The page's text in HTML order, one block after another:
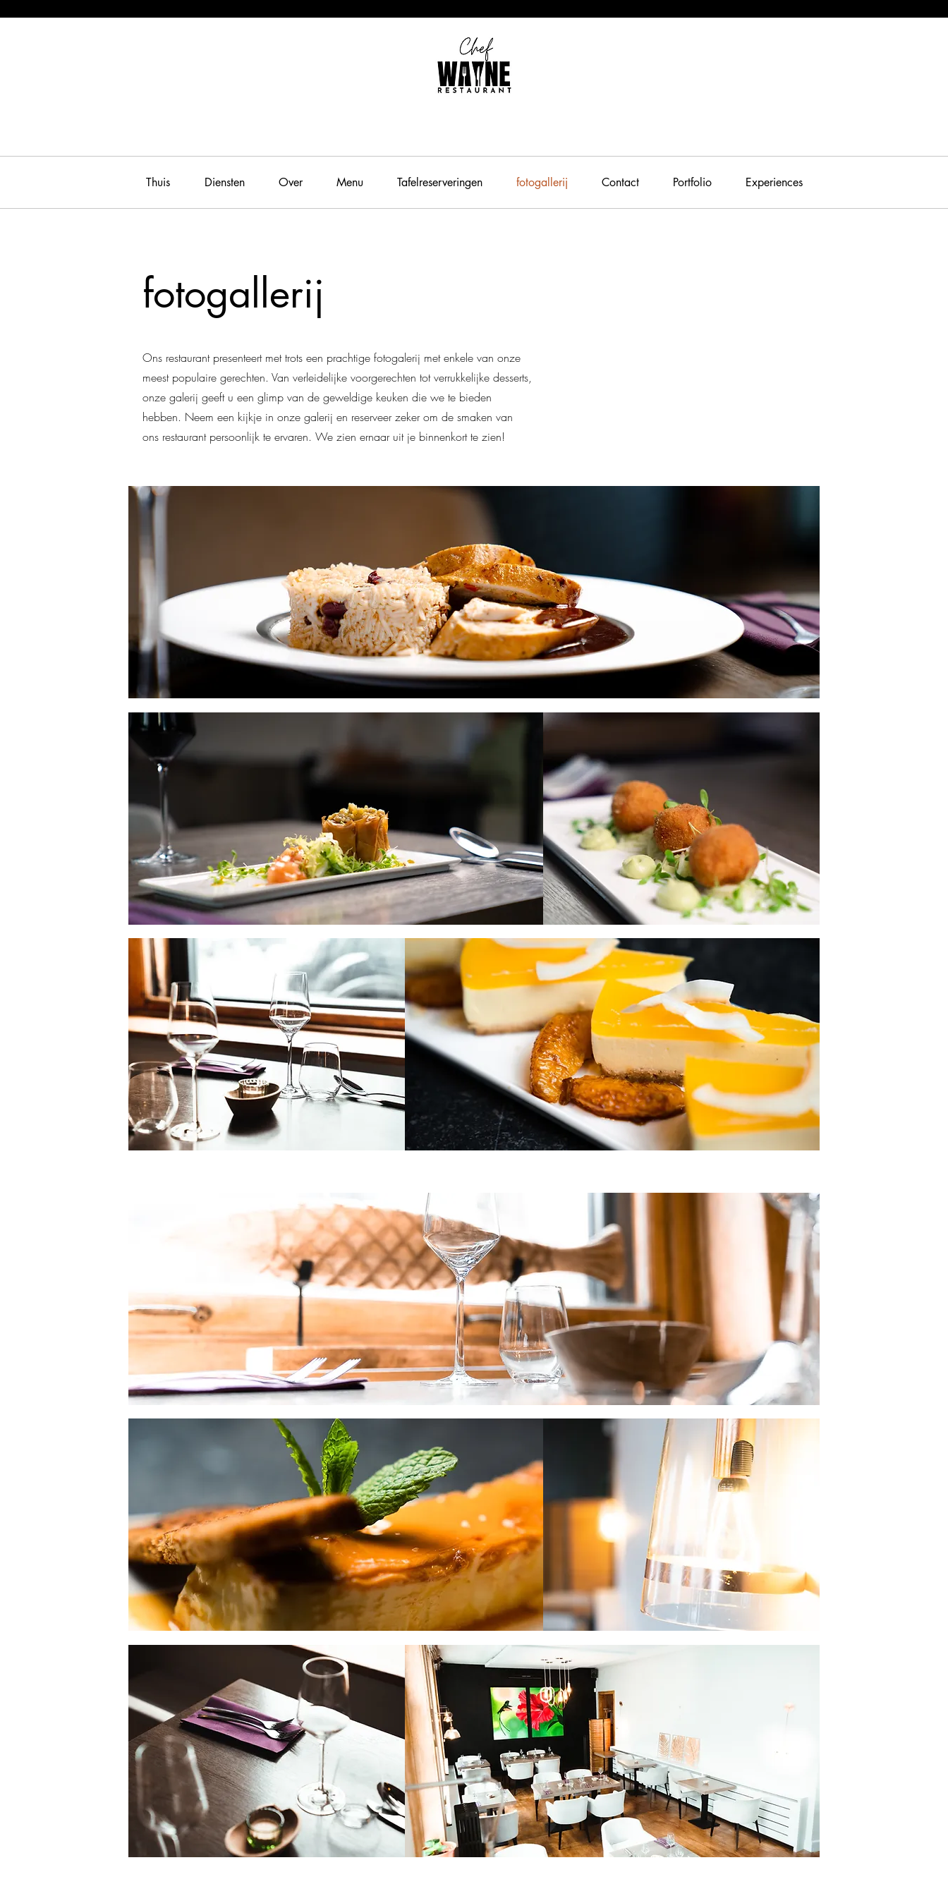
Thuis Diensten Over Menu Tafelreserveringen fotogallerij Contact Portfolio Experiences
fotogallerij
Ons restaurant presenteert met trots een prachtige fotogalerij met enkele van onze
meest populaire gerechten. Van verleidelijke voorgerechten tot verrukkelijke desserts,
onze galerij geeft u een glimp van de geweldige keuken die we te bieden
hebben. Neem een kijkje in onze galerij en reserveer zeker om de smaken van
ons restaurant persoonlijk te ervaren. We zien ernaar uit je binnenkort te zien!